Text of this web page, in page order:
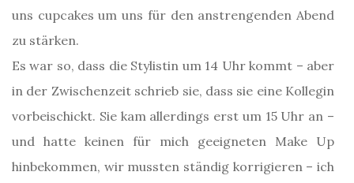
uns cupcakes um uns für den anstrengenden Abend
zu stärken.
Es war so, dass die Stylistin um 14 Uhr kommt – aber
in der Zwischenzeit schrieb sie, dass sie eine Kollegin
vorbeischickt. Sie kam allerdings erst um 15 Uhr an –
und hatte keinen für mich geeigneten Make Up
hinbekommen, wir mussten ständig korrigieren – ich